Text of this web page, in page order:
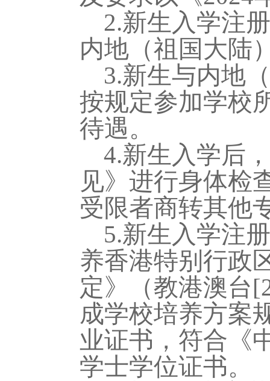
2.新生入学注
内地（祖国大陆
3.新生与内地
按规定参加学校
待遇。
4.新生入学后
见》 进行身体检
受限者商转其他
5.新生入学注
养香港特别行政
定》（教港澳台
成学校培养方案
业证书，符合《
学士学位证书。